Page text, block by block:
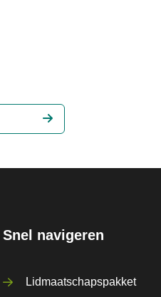
Snel navigeren
Lidmaatschapspakket